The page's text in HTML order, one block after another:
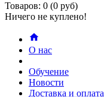
Товаров: 0 (0 руб)
Ничего не куплено!
О нас
Обучение
Новости
Доставка и оплата